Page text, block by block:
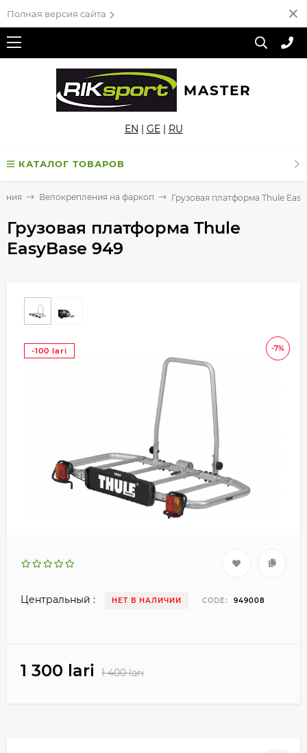
Полная версия сайта
MASTER
EN | GE| RU
КАТАЛОГ ТОВАРОВ
Велокрепления на фаркоп Грузовая платформа Thule
Грузовая платформа Thule
EasyBase 949
-7%
-100 lari
Центральный : НЕТ В НАЛИЧИИ CODE: 949008
1 300 lari 1 400 lari